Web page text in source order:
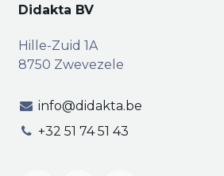
Didakta BV
Hille-Zuid 1A
8750 Zwevezele
info@didakta.be
+32 51 74 51 43